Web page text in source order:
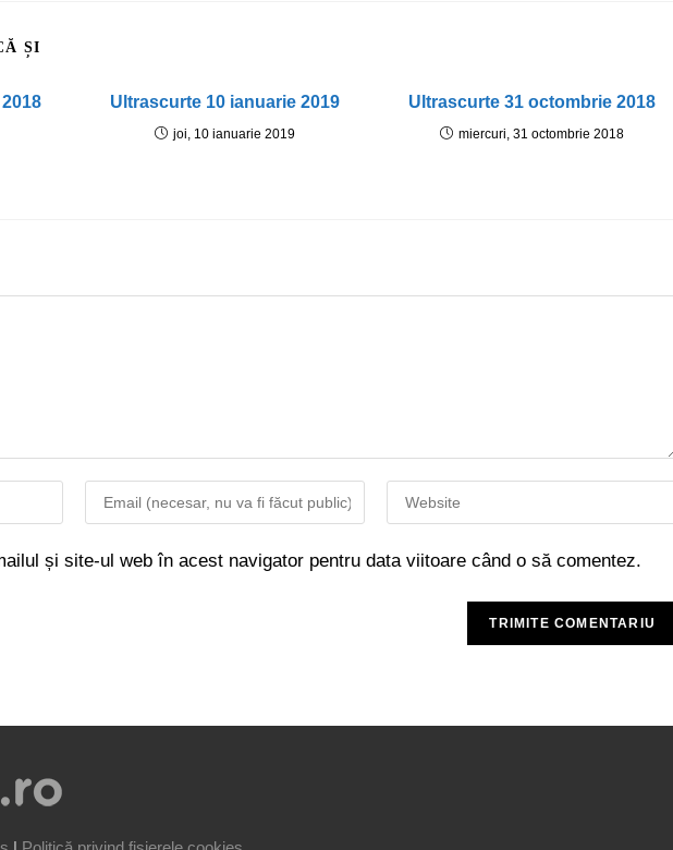
ȘI
Ultrascurte 10 ianuarie 2019
joi, 10 ianuarie 2019
Ultrascurte 31 octombrie 2018
miercuri, 31 octombrie 2018
și site-ul web în acest navigator pentru data viitoare când o să comentez.